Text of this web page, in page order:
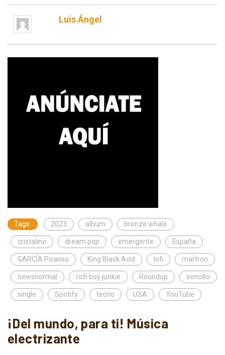
Luis Ángel
Tags: 2023 album bronze whale
cristalino dream pop emergente España
GARCÍA Picasso King Black Acid lofi martron
newsnormal rich boy junkie Roundup sencillo
single Spotify tecno USA YouTube
¡Del mundo, para ti! Música
electrizante